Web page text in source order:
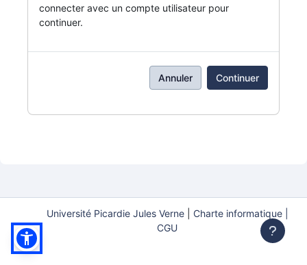
connecter avec un compte utilisateur pour
continuer.
Annuler Continuer
Université Picardie Jules Verne|
Charte informatique |
CGU